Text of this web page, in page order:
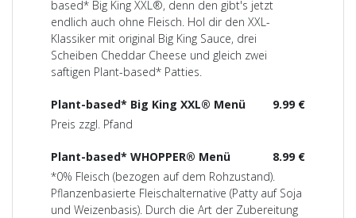
based* Big King XXL®, denn den gibt's jetzt
endlich auch ohne Fleisch. Hol dir den XXL-
Klassiker mit original Big King Sauce, drei
Scheiben Cheddar Cheese und gleich zwei
saftigen Plant-based* Patties.
9.99 €
Plant-based* Big King XXL® Menü
Preis zzgl. Pfand
8.99 €
Plant-based* WHOPPER® Menü
*0% Fleisch (bezogen auf dem Rohzustand).
Pflanzenbasierte Fleischalternative (Patty auf Soja
und Weizenbasis). Durch die Art der Zubereitung